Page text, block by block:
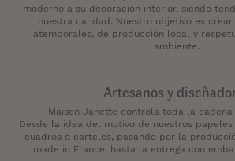
moderno a su decoración interior, siendo
nuestra calidad. Nuestro objetivo es
atemporales, de producción local y
ambiente.
Artesanos y
Maison Janette controla toda la
Desde la idea del motivo de nuestros
cuadros o carteles, pasando por la
made in France, hasta la entrega con